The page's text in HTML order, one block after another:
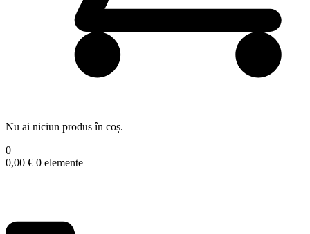
Nu ai niciun produs în coș.
0
0,00 € 0 elemente